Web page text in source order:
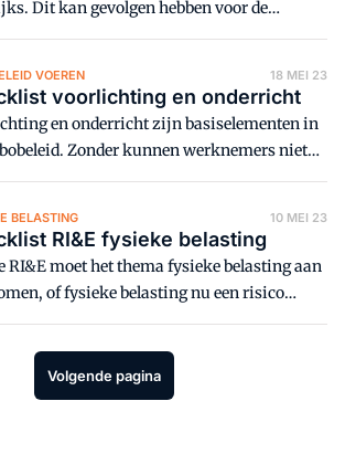
Dit kan gevolgen hebben voor de
VOEREN 18 MEI 23
voorlichting en onderricht
en onderricht zijn basiselementen in
Zonder kunnen werknemers niet
gezond werken.
BELASTING 10 MEI 23
RI&E fysieke belasting
RI&E moet het thema fysieke belasting aan
of fysieke belasting nu een risico
of niet.
Volgende pagina